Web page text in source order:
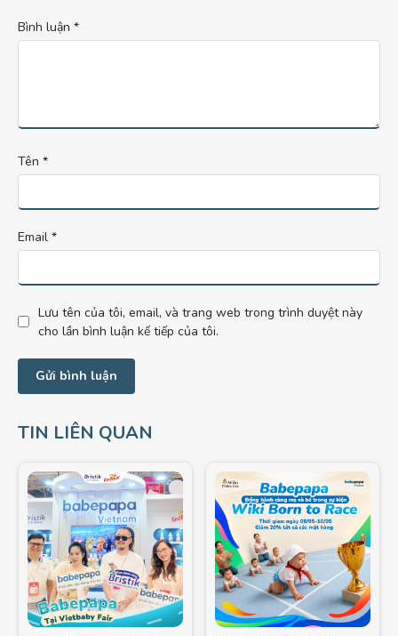
Bình luận *
Tên *
Email *
Lưu tên của tôi, email, và trang web trong trình duyệt này
cho lần bình luận kế tiếp của tôi.
TIN LIÊN QUAN